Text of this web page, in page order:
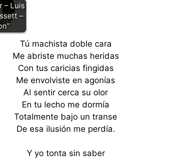
– Luis
–
Tú machista doble cara
Me abriste muchas heridas
Con tus caricias fingidas
Me envolviste en agonías
Al sentir cerca su olor
En tu lecho me dormía
Totalmente bajo un transe
De esa ilusión me perdía.
Y yo tonta sin saber